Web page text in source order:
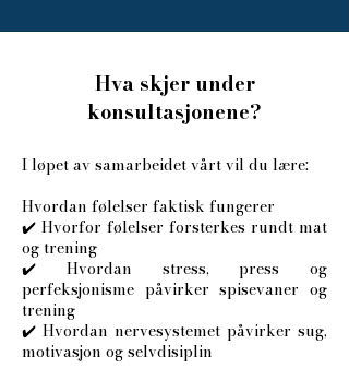
Hva skjer under
konsultasjonene?
I løpet av samarbeidet vårt vil du lære:
Hvordan følelser faktisk fungerer
✔️ Hvorfor følelser forsterkes rundt mat
og trening
✔️ Hvordan stress, press og
perfeksjonisme påvirker spisevaner og
trening
✔️ Hvordan nervesystemet påvirker sug,
motivasjon og selvdisiplin